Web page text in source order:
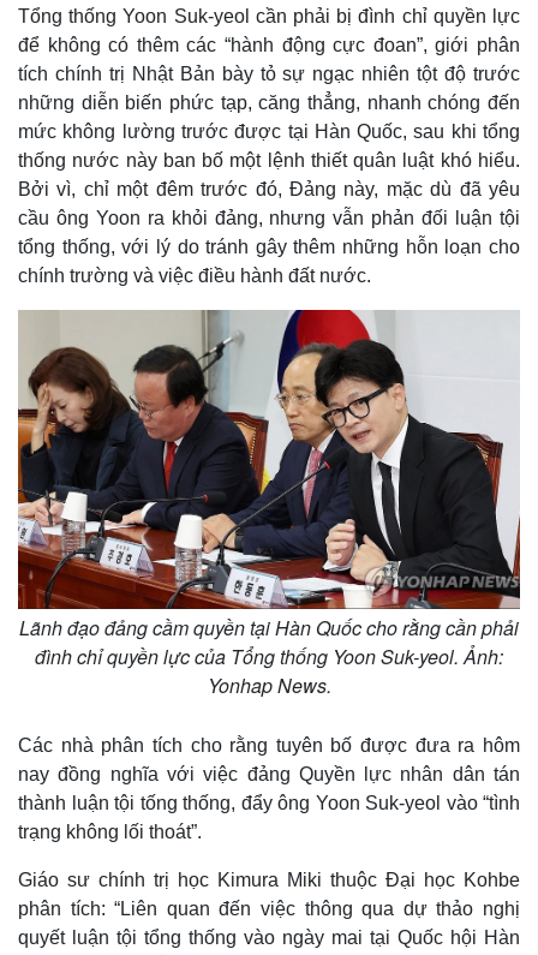
4
3
4
i
n
g
T
Tổng thống Yoon Suk-yeol cần phải bị đình chỉ quyền lực
để không có thêm các “hành động cực đoan”, giới phân
tích chính trị Nhật Bản bày tỏ sự ngạc nhiên tột độ trước
những diễn biến phức tạp, căng thẳng, nhanh chóng đến
mức không lường trước được tại Hàn Quốc, sau khi tổng
thống nước này ban bố một lệnh thiết quân luật khó hiểu.
Bởi vì, chỉ một đêm trước đó, Đảng này, mặc dù đã yêu
cầu ông Yoon ra khỏi đảng, nhưng vẫn phản đối luận tội
tổng thống, với lý do tránh gây thêm những hỗn loạn cho
chính trường và việc điều hành đất nước.
Lãnh đạo đảng cầm quyền tại Hàn Quốc cho rằng cần phải
đình chỉ quyền lực của Tổng thống Yoon Suk-yeol. Ảnh:
Yonhap News.
Các nhà phân tích cho rằng tuyên bố được đưa ra hôm
nay đồng nghĩa với việc đảng Quyền lực nhân dân tán
thành luận tội tống thống, đẩy ông Yoon Suk-yeol vào “tình
trạng không lối thoát”.
Giáo sư chính trị học Kimura Miki thuộc Đại học Kohbe
phân tích: “Liên quan đến việc thông qua dự thảo nghị
quyết luận tội tổng thống vào ngày mai tại Quốc hội Hàn